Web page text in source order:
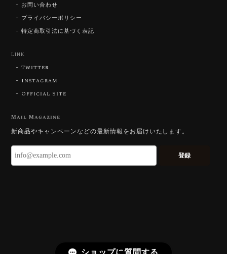
いです。 ウルウルとギラギラを一度に見ることができ
る不思議なカットだと感じました。強い煌めきだけで
お問い合わせ
プライバシーポリシー
特定商取引法に基づく表記
LINK
Twitter
Instagram
Official Site
Mail Magazine
新商品やキャンペーンなどの最新情報をお届けいたします。
登録
ショップに質問する